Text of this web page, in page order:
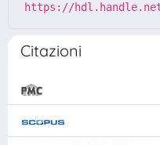
https://
Citazioni